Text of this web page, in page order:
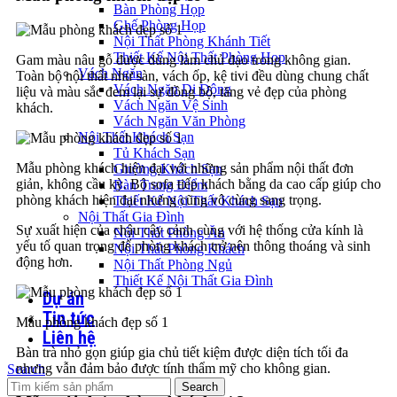
Bàn Phòng Họp
Ghế Phòng Họp
Nội Thất Phòng Khánh Tiết
Thiết Kế Nội Thất Phòng Họp
Vách Ngăn
Vách Ngăn Di Động
Vách Ngăn Vệ Sinh
Vách Ngăn Văn Phòng
Nội Thất Khách Sạn
Tủ Khách Sạn
Giường Khách Sạn
Bàn Trang Điểm
Thiết Kế Nội Thất Khách Sạn
Nội Thất Gia Đình
Nội Thất Phòng Ăn
Nội Thất Phòng Khách
Nội Thất Phòng Ngủ
Thiết Kế Nội Thất Gia Đình
Dự án
Tin tức
Liên hệ
Search
Search
Gam màu nâu gỗ được dùng làm chủ đạo trong không gian.
Toàn bộ nội thất như sàn, vách ốp, kệ tivi đều dùng chung chất
liệu và màu sắc đem lại sự đồng bộ, tăng vẻ đẹp của phòng
khách.
Mẫu phòng khách hiện đại với những sản phẩm nội thất đơn
giản, không cầu kỳ. Bộ sofa tiếp khách bằng da cao cấp giúp cho
phòng khách hiện đại nhưng cũng vô cùng sang trọng.
Sự xuất hiện của chậu cây cảnh cùng với hệ thống cửa kính là
yếu tố quan trọng để phòng khách trở nên thông thoáng và sinh
động hơn.
Mẫu phòng khách đẹp số 1
Bàn trà nhỏ gọn giúp gia chủ tiết kiệm được diện tích tối đa
nhưng vẫn đảm bảo được tính thẩm mỹ cho không gian.